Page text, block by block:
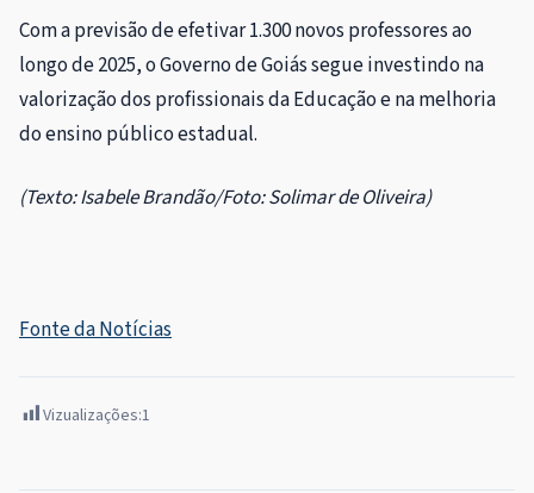
Com a previsão de efetivar 1.300 novos professores ao
longo de 2025, o Governo de Goiás segue investindo na
valorização dos profissionais da Educação e na melhoria
do ensino público estadual.
(Texto: Isabele Brandão/Foto: Solimar de Oliveira)
Fonte da Notícias
Vizualizações:1